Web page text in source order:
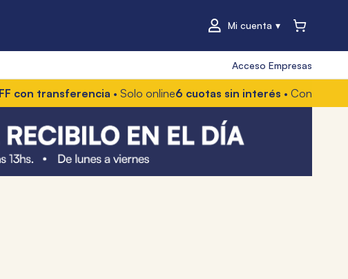
Mi cuenta
Acceso Empresas
transferencia• Solo online6 cuotas sin interés• Con Mercado